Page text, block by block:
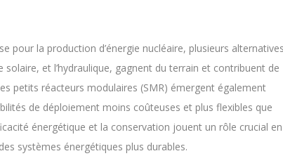
pour la production d’énergie nucléaire, plusieurs
et l’hydraulique, gagnent du terrain et contribuent de
petits réacteurs modulaires (SMR) émergent également
de déploiement moins coûteuses et plus flexibles que
énergétique et la conservation jouent un rôle crucial en
systèmes énergétiques plus durables.